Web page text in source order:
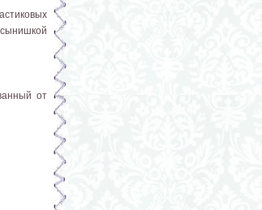
от